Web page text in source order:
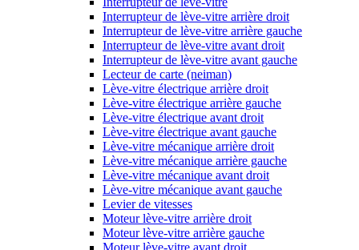
Interrupteur de lève-vitre arrière droit
Interrupteur de lève-vitre arrière gauche
Interrupteur de lève-vitre avant droit
Interrupteur de lève-vitre avant gauche
Lecteur de carte (neiman)
Lève-vitre électrique arrière droit
Lève-vitre électrique arrière gauche
Lève-vitre électrique avant droit
Lève-vitre électrique avant gauche
Lève-vitre mécanique arrière droit
Lève-vitre mécanique arrière gauche
Lève-vitre mécanique avant droit
Lève-vitre mécanique avant gauche
Levier de vitesses
Moteur lève-vitre arrière droit
Moteur lève-vitre arrière gauche
Moteur lève-vitre avant droit